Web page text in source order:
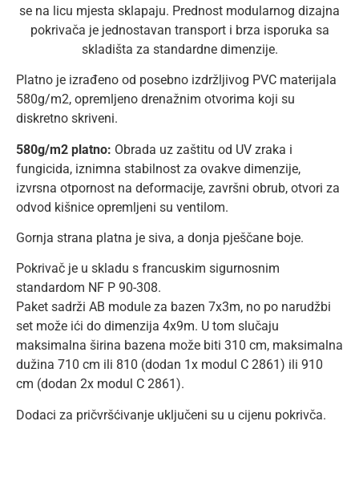
se na licu mjesta sklapaju. Prednost modularnog dizajna
pokrivača je jednostavan transport i brza isporuka sa
skladišta za standardne dimenzije.
Platno je izrađeno od posebno izdržljivog PVC materijala
580g/m2, opremljeno drenažnim otvorima koji su
diskretno skriveni.
580g/m2 platno: Obrada uz zaštitu od UV zraka i
fungicida, iznimna stabilnost za ovakve dimenzije,
izvrsna otpornost na deformacije, završni obrub, otvori za
odvod kišnice opremljeni su ventilom.
Gornja strana platna je siva, a donja pješčane boje.
Pokrivač je u skladu s francuskim sigurnosnim
standardom NF P 90-308.
Paket sadrži AB module za bazen 7x3m, no po narudžbi
set može ići do dimenzija 4x9m. U tom slučaju
maksimalna širina bazena može biti 310 cm, maksimalna
dužina 710 cm ili 810 (dodan 1x modul C 2861) ili 910
cm (dodan 2x modul C 2861).
Dodaci za pričvršćivanje uključeni su u cijenu pokrivča.